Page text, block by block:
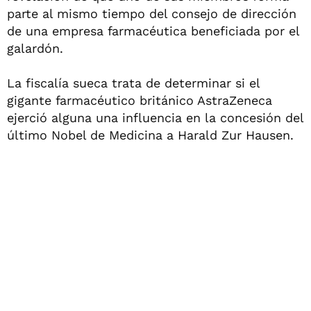
parte al mismo tiempo del consejo de dirección
de una empresa farmacéutica beneficiada por el
galardón.
La fiscalía sueca trata de determinar si el
gigante farmacéutico británico AstraZeneca
ejerció alguna una influencia en la concesión del
último Nobel de Medicina a Harald Zur Hausen.